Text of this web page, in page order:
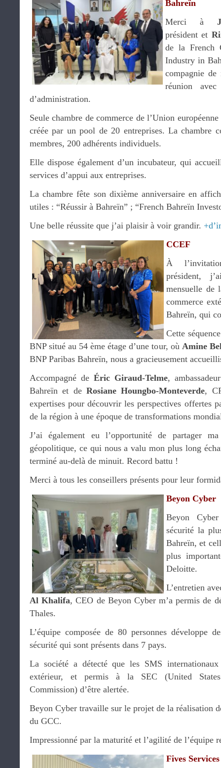
Bahreïn
Merci à
président et
de la French
Industry in
compagnie de
réunion
d’administration.
Seule chambre de commerce de l’Union
créée par un pool de 20 entreprises. La chambre
membres, 200 adhérents individuels.
Elle dispose également d’un incubateur, qui
services d’appui aux entreprises.
La chambre fête son dixième anniversaire en
utiles : “Réussir à Bahreïn” ; “French Bahreïn
Une belle réussite que j’ai plaisir à voir grandir.
CCEF
À
président,
mensuelle de
commerce
Bahreïn, qui
Cette
BNP situé au 54 ème étage d’une tour, où Amine
BNP Paribas Bahreïn, nous a gracieusement
Accompagné de Éric Giraud-Telme,
Bahreïn et de Rosiane Houngbo-Monteverde,
expertises pour découvrir les perspectives offertes
de la région à une époque de transformations
J’ai également eu l’opportunité de partager
géopolitique, ce qui nous a valu mon plus long
terminé au-delà de minuit. Record battu !
Merci à tous les conseillers présents pour leur
Beyon Cyber
Beyon
sécurité la
Bahreïn, et
plus
Deloitte.
L’entretien
Al Khalifa, CEO de Beyon Cyber m’a permis de
Thales.
L’équipe composée de 80 personnes développe
sécurité qui sont présents dans 7 pays.
La société a détecté que les SMS
extérieur, et permis à la SEC (United States
Commission) d’être alertée.
Beyon Cyber travaille sur le projet de la réalisation
du GCC.
Impressionné par la maturité et l’agilité de l’équipe
Fives